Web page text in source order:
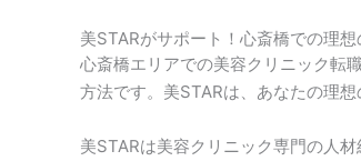
美STARがサポート！心斎橋での理
心斎橋エリアでの美容クリニック転
方法です。美STARは、あなたの理
美STARは美容クリニック専門の人